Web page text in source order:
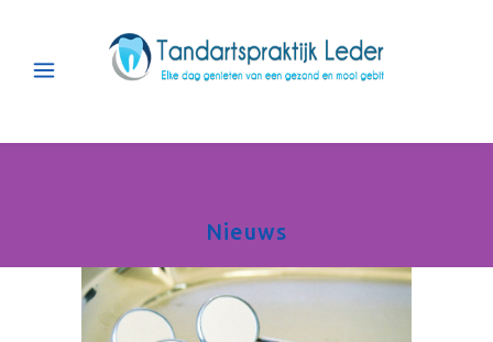
Nieuws